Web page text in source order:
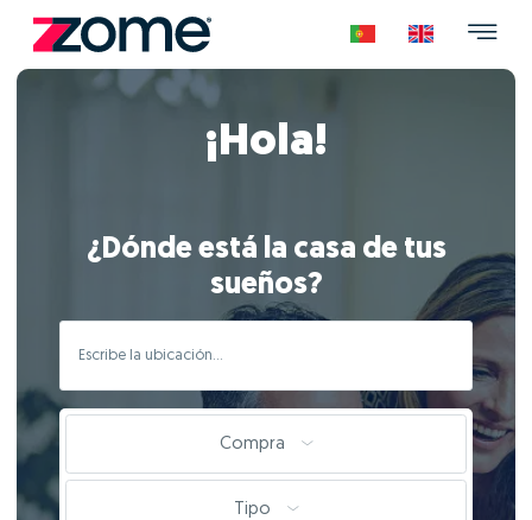
¡Hola!
¿Dónde está la casa de tus
sueños?
Compra
Tipo